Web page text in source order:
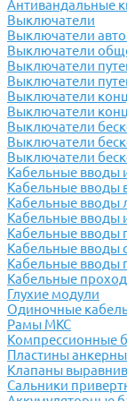
Антивандальные
Выключатели
Выключатели
Выключатели
Выключатели
Выключатели
Выключатели
Выключатели
Выключатели
Выключатели
Выключатели
Кабельные вводы
Кабельные
Кабельные вводы
Кабельные вводы
Кабельные вводы
Кабельные вводы
Кабельные вводы
Кабельные
Глухие модули
Одиночные
Рамы МКС
Компрессионные
Пластины
Клапаны
Сальники